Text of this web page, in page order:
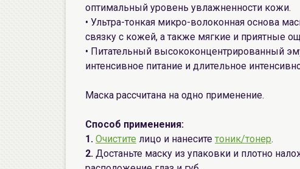
оптимальный уровень увлажненности кожи.
• Ультра-тонкая микро-волоконная основа
связку с кожей, а также мягкие и приятные
• Питательный высококонцентрированный
интенсивное питание и длительное
Маска рассчитана на одно применение.
Способ применения:
1. Очистите лицо и нанесите тоник/тонер.
2. Достаньте маску из упаковки и плотно